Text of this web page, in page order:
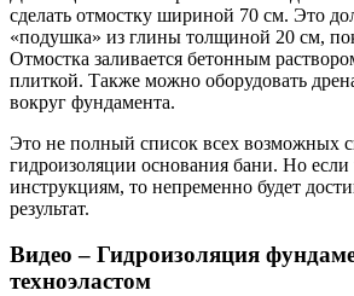
сделать отмостку шириной 70 см. Это
«подушка» из глины толщиной 20 см,
Отмостка заливается бетонным
плиткой. Также можно оборудовать
вокруг фундамента.
Это не полный список всех возможных
гидроизоляции основания бани. Но если
инструкциям, то непременно будет
результат.
Видео – Гидроизоляция
техноэластом